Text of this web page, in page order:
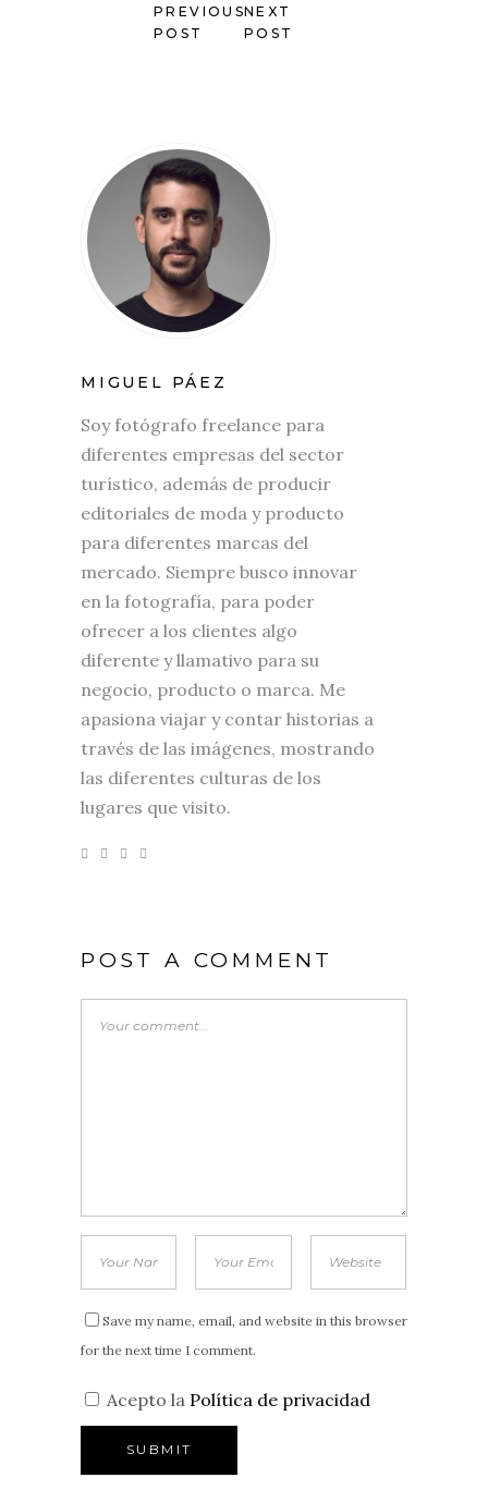
PREVIOUS
POST
NEXT
POST
MIGUEL PÁEZ
Soy fotógrafo freelance para
diferentes empresas del sector
turístico, además de producir
editoriales de moda y producto
para diferentes marcas del
mercado. Siempre busco innovar
en la fotografía, para poder
ofrecer a los clientes algo
diferente y llamativo para su
negocio, producto o marca. Me
apasiona viajar y contar historias a
través de las imágenes, mostrando
las diferentes culturas de los
lugares que visito.
POST A COMMENT
Save my name, email, and website in this browser
for the next time I comment.
Acepto la Política de privacidad